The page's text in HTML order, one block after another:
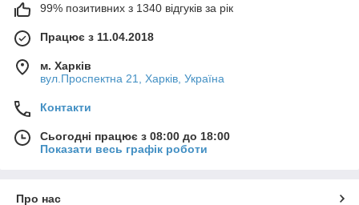
99% позитивних з 1340 відгуків за рік
Працює з 11.04.2018
м. Харків
вул.Проспектна 21, Харків, Україна
Контакти
Сьогодні працює з 08:00 до 18:00
Показати весь графік роботи
Про нас